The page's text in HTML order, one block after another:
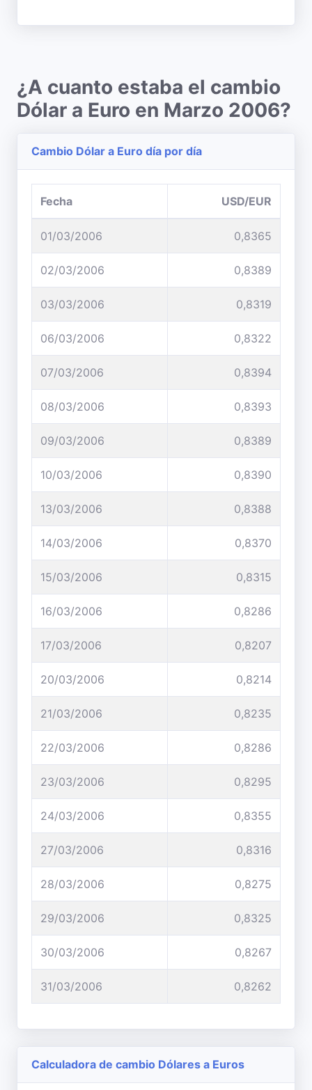
¿A cuanto estaba el cambio
Dólar a Euro en Marzo 2006?
Cambio Dólar a Euro día por día
Fecha USD/EUR
01/03/2006 0,8365
02/03/2006 0,8389
03/03/2006 0,8319
06/03/2006 0,8322
07/03/2006 0,8394
08/03/2006 0,8393
09/03/2006 0,8389
10/03/2006 0,8390
13/03/2006 0,8388
14/03/2006 0,8370
15/03/2006 0,8315
16/03/2006 0,8286
17/03/2006 0,8207
20/03/2006 0,8214
21/03/2006 0,8235
22/03/2006 0,8286
23/03/2006 0,8295
24/03/2006 0,8355
27/03/2006 0,8316
28/03/2006 0,8275
29/03/2006 0,8325
30/03/2006 0,8267
31/03/2006 0,8262
Calculadora de cambio Dólares a Euros